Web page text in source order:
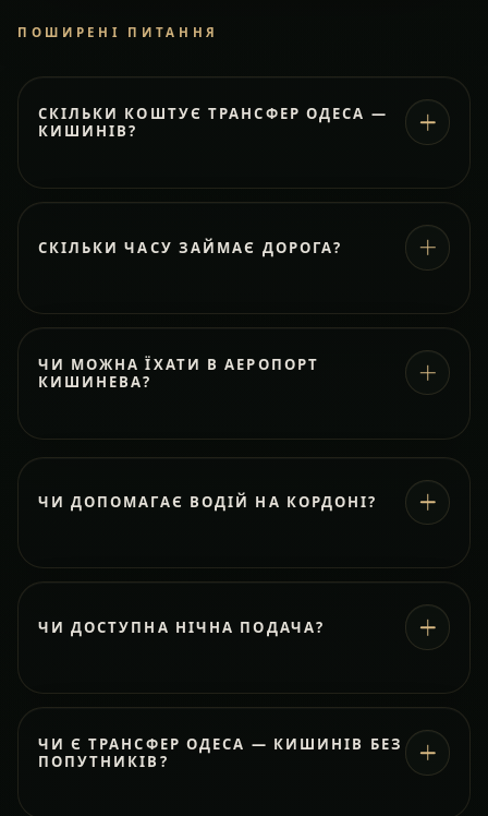
ПОШИРЕНІ ПИТАННЯ
СКІЛЬКИ КОШТУЄ ТРАНСФЕР ОДЕСА —
КИШИНІВ?
СКІЛЬКИ ЧАСУ ЗАЙМАЄ ДОРОГА?
ЧИ МОЖНА ЇХАТИ В АЕРОПОРТ
КИШИНЕВА?
ЧИ ДОПОМАГАЄ ВОДІЙ НА КОРДОНІ?
ЧИ ДОСТУПНА НІЧНА ПОДАЧА?
ЧИ Є ТРАНСФЕР ОДЕСА — КИШИНІВ БЕЗ
ПОПУТНИКІВ?